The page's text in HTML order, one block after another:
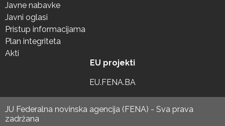
Javne nabavke
Javni oglasi
Pristup informacijama
Plan integriteta
Akti
EU projekti
EU.FENA.BA
JU Federalna novinska agencija (FENA) - Sva prava
zadržana